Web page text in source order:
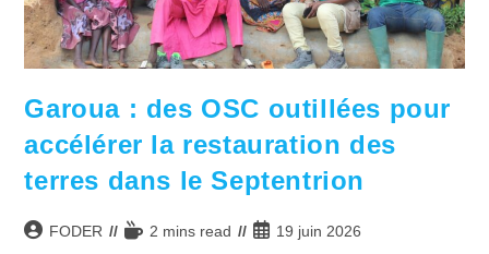
Garoua : des OSC outillées pour
accélérer la restauration des
terres dans le Septentrion
Auteur/autrice
FODER
Temps2 mins read
Publication
19 juin 2026